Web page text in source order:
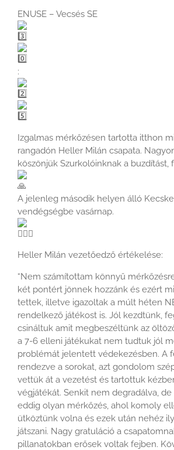
ENUSE – Vecsés SE
:
Izgalmas mérkőzésen tartotta itthon
rangadón Heller Milán csapata.
köszönjük Szurkolóinknak a buzdítást,
A jelenleg második helyen álló
vendégségbe vasárnap.
Heller Milán vezetőedző értékelése:
“Nem számítottam könnyű
két pontért jönnek hozzánk és ezért
tettek, illetve igazoltak a múlt héten
rendelkező játékost is. Jól kezdtünk,
csináltuk amit megbeszéltünk az
a 7-6 elleni játékukat nem tudtuk jól
problémát jelentett védekezésben. A
rendezve a sorokat, azt gondolom
vettük át a vezetést és tartottuk
végjátékát. Senkit nem degradálva,
eddig olyan mérkőzés, ahol komoly
ütköztünk volna és ezek után nehéz
játszani. Nagy gratuláció a
pillanatokban erősek voltak fejben.